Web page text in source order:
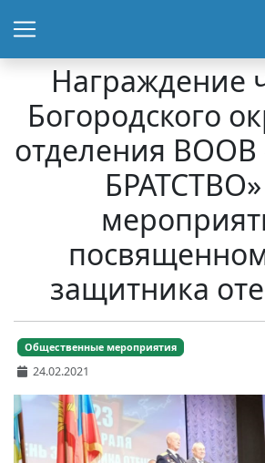
Награждение
Богородского
отделения
защитника
Общественные мероприятия
24.02.2021